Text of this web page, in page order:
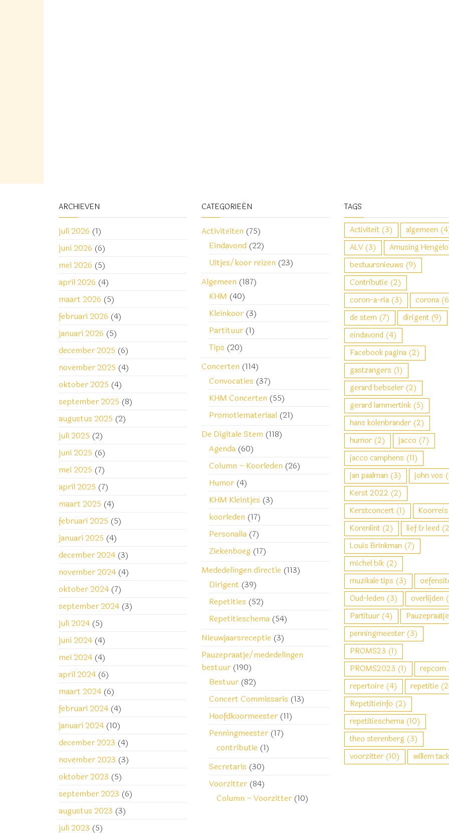
ARCHIEVEN
juli 2026 (1)
juni 2026 (6)
mei 2026 (5)
april 2026 (4)
maart 2026 (5)
februari 2026 (4)
januari 2026 (5)
december 2025 (6)
november 2025 (4)
oktober 2025 (4)
september 2025 (8)
augustus 2025 (2)
juli 2025 (2)
juni 2025 (6)
mei 2025 (7)
april 2025 (7)
maart 2025 (4)
februari 2025 (5)
januari 2025 (4)
december 2024 (3)
november 2024 (4)
oktober 2024 (7)
september 2024 (3)
juli 2024 (5)
juni 2024 (4)
mei 2024 (4)
april 2024 (6)
maart 2024 (6)
februari 2024 (4)
januari 2024 (10)
december 2023 (4)
november 2023 (3)
oktober 2023 (5)
september 2023 (6)
augustus 2023 (3)
juli 2023 (5)
CATEGORIEËN
Activiteiten (75)
Eindavond (22)
Uitjes/koor reizen (23)
Algemeen (187)
KHM (40)
Kleinkoor (3)
Partituur (1)
Tips (20)
Concerten (114)
Convocaties (37)
KHM Concerten (55)
Promotiemateriaal (21)
De Digitale Stem (118)
Agenda (60)
Column – Koorleden (26)
Humor (4)
KHM Kleintjes (3)
koorleden (17)
Personalia (7)
Ziekenboeg (17)
Mededelingen directie (113)
Dirigent (39)
Repetities (52)
Repetitieschema (54)
Nieuwjaarsreceptie (3)
Pauzepraatje/mededelingen
bestuur (190)
Bestuur (82)
Concert Commissaris (13)
Hoofdkoormeester (11)
Penningmeester (17)
contributie (1)
Secretaris (30)
Voorzitter (84)
Column – Voorzitter (10)
TAGS
Activiteit (3) algemeen
ALV(3) Amusing Hengelo
bestuursnieuws (9)
Contributie (2)
coron-a-ria (3) corona
de stem (7) dirigent (9)
eindavond (4)
Facebook pagina (2)
gastzangers (1)
gerard bebseler (2)
gerard lammertink (5)
hans kolenbrander (2)
humor (2) jacco (7)
jacco camphens (11)
jan paalman (3) john vos
Kerst 2022 (2)
Kerstconcert (1) Koorreis
Korenlint (2) lief & leed
Louis Brinkman (7)
michel bik (2)
muzikale tips (3)
Oud-leden (3) overlijden
Partituur (4) Pauzepraatje
penningmeester (3)
PROMS23 (1)
PROMS2023 (1) repcom
repertoire (4) repetitie
Repetitieinfo (2)
repetitieschema (10)
theo sterenberg (3)
voorzitter (10) willem tack